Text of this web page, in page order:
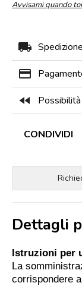
Avvisami quando
local_shipping
payment
fast_rewind
CONDIVIDI
Dettagli
Istruzioni per
La
corrispondere